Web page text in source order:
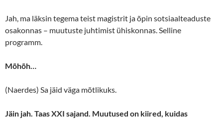
Jah, ma läksin tegema teist magistrit ja õpin sotsiaalteaduste
osakonnas – muutuste juhtimist ühiskonnas. Selline
programm.
Mõhõh…
(Naerdes) Sa jäid väga mõtlikuks.
Jäin jah. Taas XXI sajand. Muutused on kiired, kuidas